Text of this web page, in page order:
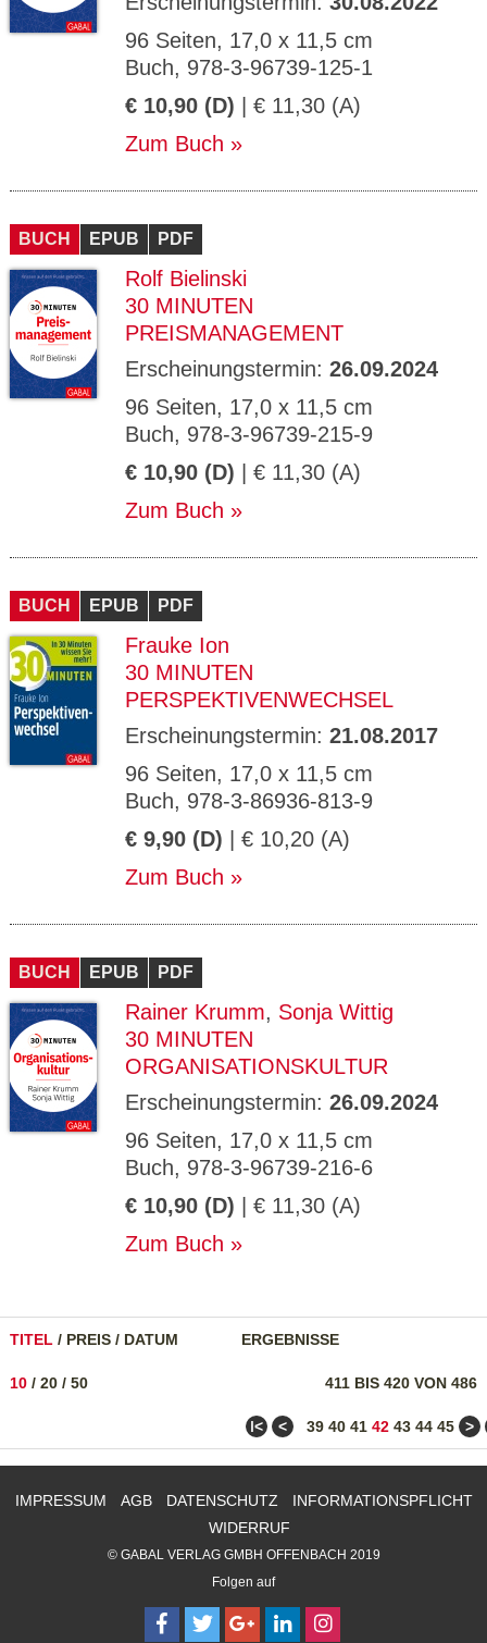
96 Seiten, 17,0 x 11,5 cm
Buch, 978-3-96739-125-1
€ 10,90 (D) | € 11,30 (A)
Zum Buch
BUCH EPUB PDF
Rolf Bielinski
30 MINUTEN
PREISMANAGEMENT
Erscheinungstermin: 26.09.2024
96 Seiten, 17,0 x 11,5 cm
Buch, 978-3-96739-215-9
€ 10,90 (D) | € 11,30 (A)
Zum Buch
BUCH EPUB PDF
Frauke Ion
30 MINUTEN
PERSPEKTIVENWECHSEL
Erscheinungstermin: 21.08.2017
96 Seiten, 17,0 x 11,5 cm
Buch, 978-3-86936-813-9
€ 9,90 (D) | € 10,20 (A)
Zum Buch
BUCH EPUB PDF
Rainer Krumm, Sonja Wittig
30 MINUTEN
ORGANISATIONSKULTUR
Erscheinungstermin: 26.09.2024
96 Seiten, 17,0 x 11,5 cm
Buch, 978-3-96739-216-6
€ 10,90 (D) | € 11,30 (A)
Zum Buch
TITEL / PREIS / DATUM ERGEBNISSE
411 BIS 420 VON 486
10 / 20 / 50
ǀ< < 39 40 41 42 43 44 45 >
IMPRESSUM AGB DATENSCHUTZ
INFORMATIONSPFLICHT
WIDERRUF
© GABAL VERLAG GMBH OFFENBACH 2019
Folgen auf